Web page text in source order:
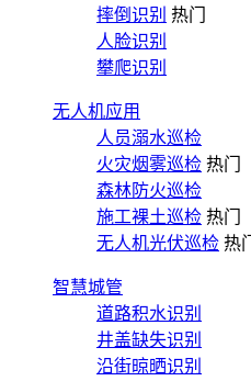
摔倒识别 热门
人脸识别
攀爬识别
无人机应用
人员溺水巡检
火灾烟雾巡检 热门
森林防火巡检
施工裸土巡检 热门
无人机光伏巡检 热门
智慧城管
道路积水识别
井盖缺失识别
沿街晾晒识别